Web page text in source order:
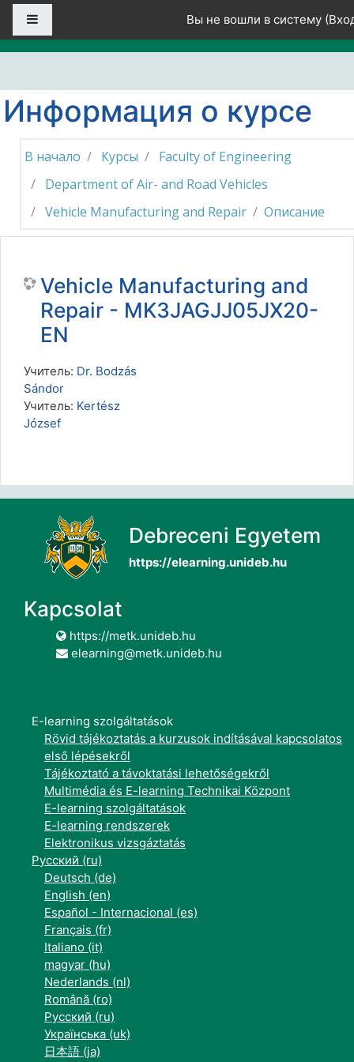
Перейти к основному содержанию
Вы не вошли в систему (
Информация о курсе
В начало Курсы
Faculty of Engineering
Department of Air- and Road Vehicles
Vehicle Manufacturing and Repair
Описание
Vehicle Manufacturing and
Repair - MK3JAGJJ05JX20-
EN
Учитель: Dr. Bodzás
Sándor
Учитель: Kertész
József
Debreceni Egyetem
https://elearning.unideb.hu
Kapcsolat
https://metk.unideb.hu
elearning@metk.unideb.hu
E-learning szolgáltatások
Rövid tájékoztatás a kurzusok indításával kapcsolatos
első lépésekről
Tájékoztató a távoktatási lehetőségekről
Multimédia és E-learning Technikai Központ
E-learning szolgáltatások
E-learning rendszerek
Elektronikus vizsgáztatás
Русский ‎(ru)‎
Deutsch ‎(de)‎
English ‎(en)‎
Español - Internacional ‎(es)‎
Français ‎(fr)‎
Italiano ‎(it)‎
magyar ‎(hu)‎
Nederlands ‎(nl)‎
Română ‎(ro)‎
Русский ‎(ru)‎
Українська ‎(uk)‎
日本語 ‎(ja)‎